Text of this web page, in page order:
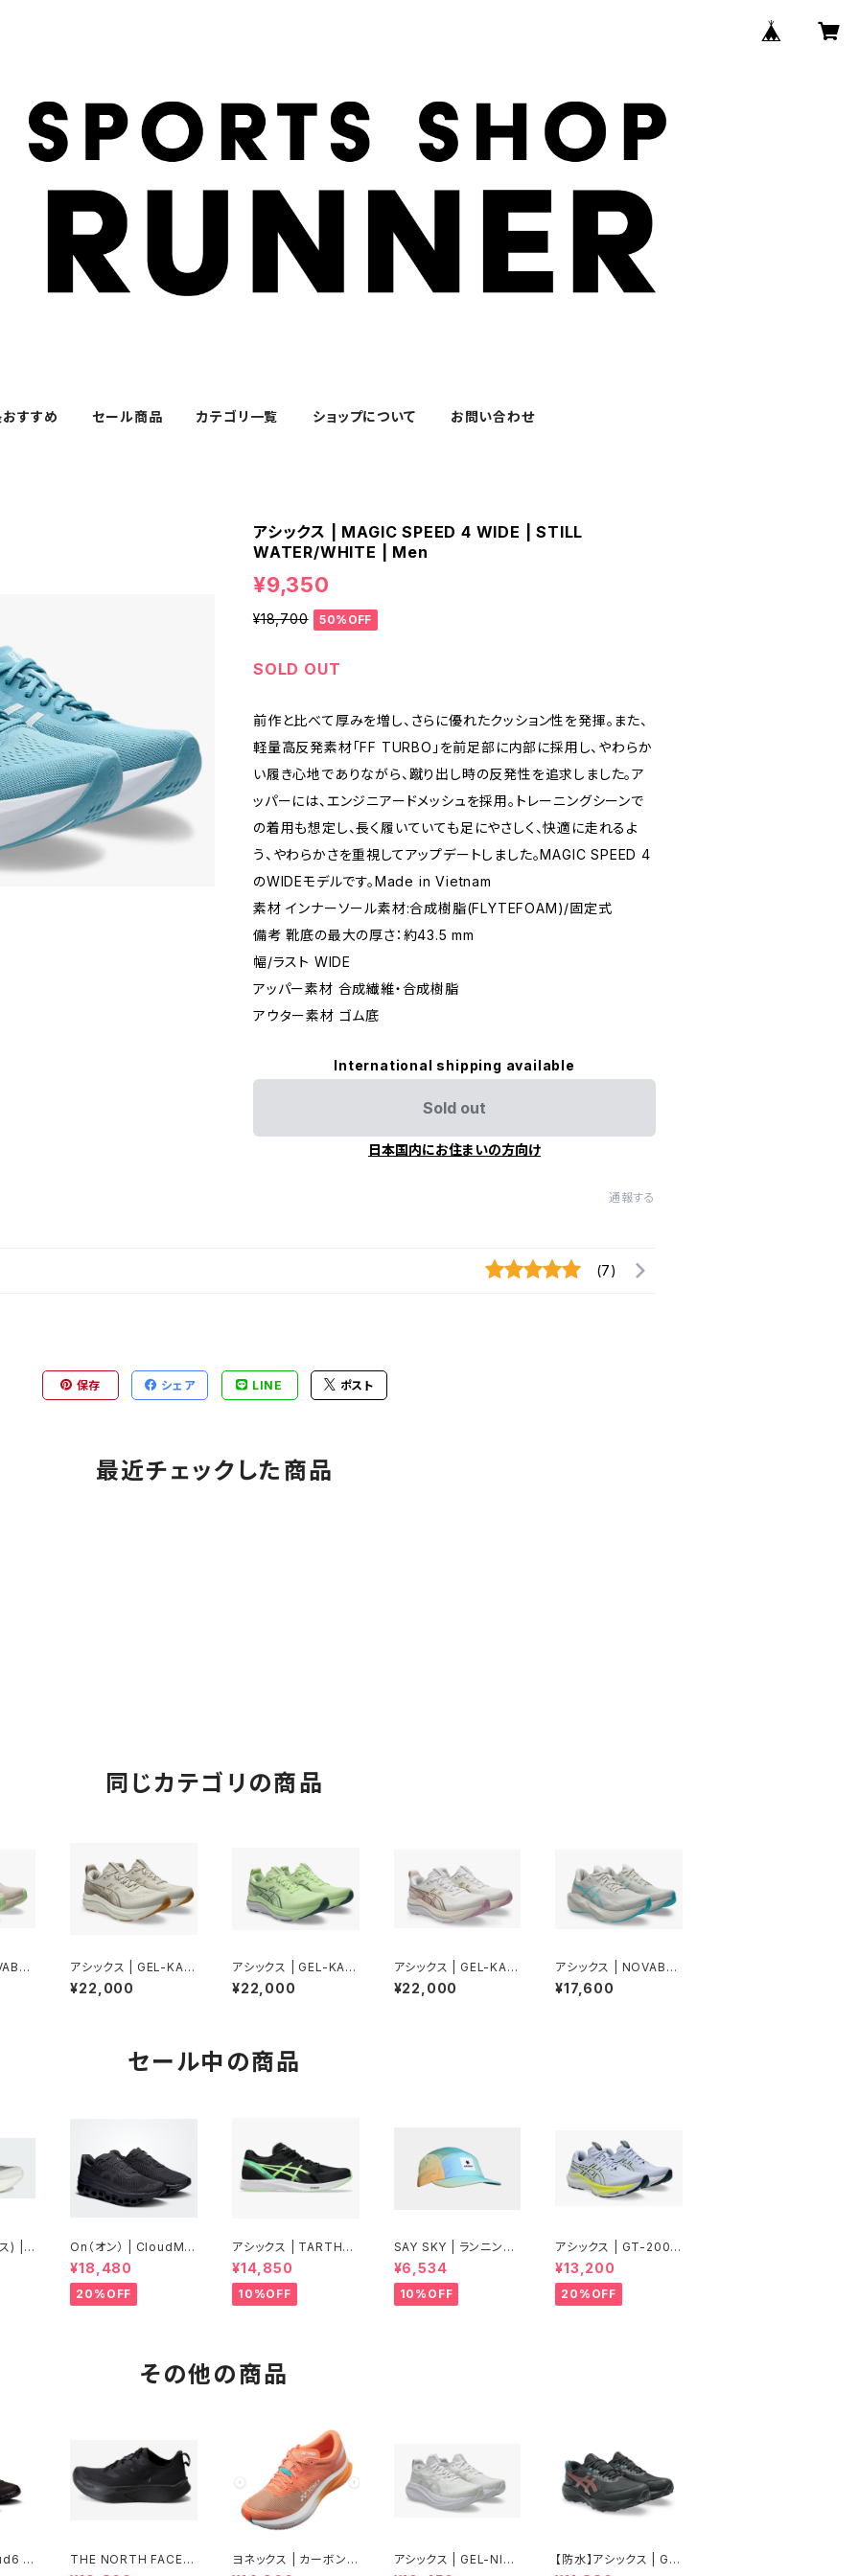
すすめ セール商品 カテゴリ一覧 ショップについて お問い合わせ
アシックス | MAGIC SPEED 4 WIDE | STILL
WATER/WHITE | Men
¥9,350
¥18,700 50%OFF
SOLD OUT
前作と比べて厚みを増し、さらに優れたクッション性を発揮。また、
軽量高反発素材「FF TURBO」を前足部に内部に採用し、やわらか
い履き心地でありながら、蹴り出し時の反発性を追求しました。ア
ッパーには、エンジニアードメッシュを採用。トレーニングシーンで
の着用も想定し、長く履いていても足にやさしく、快適に走れるよ
う、やわらかさを重視してアップデートしました。MAGIC SPEED 4
のWIDEモデルです。Made in Vietnam
素材 インナーソール素材:合成樹脂(FLYTEFOAM)/固定式
備考 靴底の最大の厚さ：約43.5 mm
幅/ラスト WIDE
アッパー素材 合成繊維・合成樹脂
アウター素材 ゴム底
International shipping available
Sold out
日本国内にお住まいの方向け
通報する
(7)
保存 シェア LINE ポスト
最近チェックした商品
同じカテゴリの商品
アシックス | GEL-KAY
ANO 33 | OATMEAL/
CREAM | Men
¥22,000
アシックス | GEL-KAY
ANO 33 | ILLUMINA
TEYELLOW/WHITE |
¥22,000
アシックス | GEL-KAY
ANO 33 | WHITE/HA
ZYLILAC | Women
¥22,000
アシックス | NOVABLA
ST 6 | SOFTOAT/EN
ERGYAQUA | Wome
¥17,600
セール中の商品
) | A
On（オン） | CloudMo
nster Void | Black/B
lack | Men
¥18,480
20%OFF
アシックス | TARTHER
RP 3 | BLACK/ILLUM
INATE GREEN | Men
¥14,850
10%OFF
SAY SKY | ランニング
キャップ Drip Dye Co
mbat Cap 101 | Blue
Aop | ユニセックス
¥6,534
10%OFF
アシックス | GT-2000
14 | BLUE FADE/TRA
NQUIL TEAL | Men
¥13,200
20%OFF
その他の商品
|
THE NORTH FACE |
ヨネックス | カーボンク
アシックス | GEL-NIM
【防水】アシックス | GE